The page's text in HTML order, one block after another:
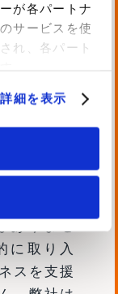
が各パートナ
サービスを使
れ、各パート
詳細を表示
自動でパ
たパスワ
新者）に
張性の
に取り入
スを支援